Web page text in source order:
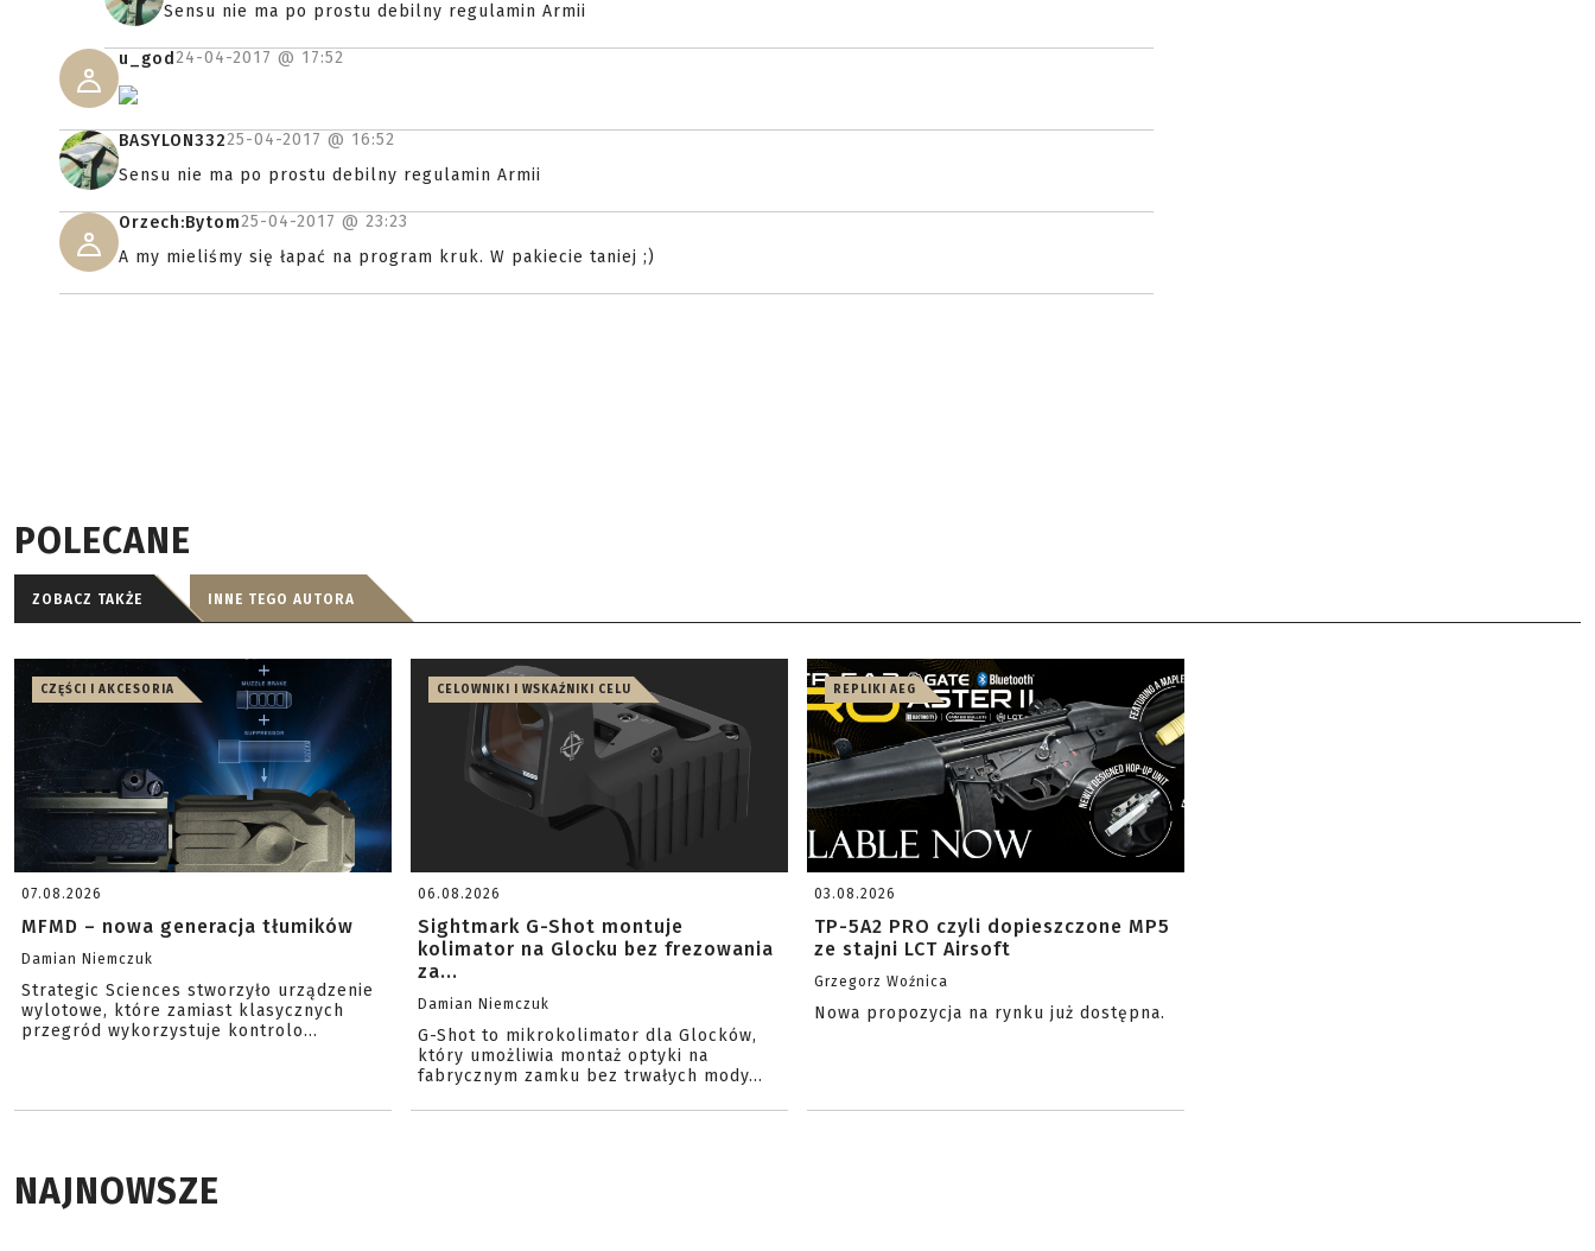
Sensu nie ma po prostu debilny regulamin Armii
u_god24-04-2017 @ 17:52
BASYLON33225-04-2017 @ 16:52
Sensu nie ma po prostu debilny regulamin Armii
Orzech:Bytom25-04-2017 @ 23:23
A my mieliśmy się łapać na program kruk. W pakiecie taniej ;)
POLECANE
ZOBACZ TAKŻE INNE TEGO AUTORA
CZĘŚCI I AKCESORIA
07.08.2026
MFMD – nowa generacja tłumików
Damian Niemczuk
Strategic Sciences stworzyło urządzenie
wylotowe, które zamiast klasycznych
przegród wykorzystuje kontrolo...
CELOWNIKI I WSKAŹNIKI CELU
06.08.2026
Sightmark G-Shot montuje
kolimator na Glocku bez frezowania
za...
Damian Niemczuk
G-Shot to mikrokolimator dla Glocków,
który umożliwia montaż optyki na
fabrycznym zamku bez trwałych mody...
REPLIKI AEG
03.08.2026
TP-5A2 PRO czyli dopieszczone MP5
ze stajni LCT Airsoft
Grzegorz Woźnica
Nowa propozycja na rynku już dostępna.
NAJNOWSZE